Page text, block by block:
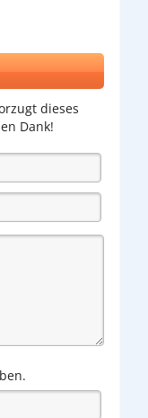
dieses
Dank!